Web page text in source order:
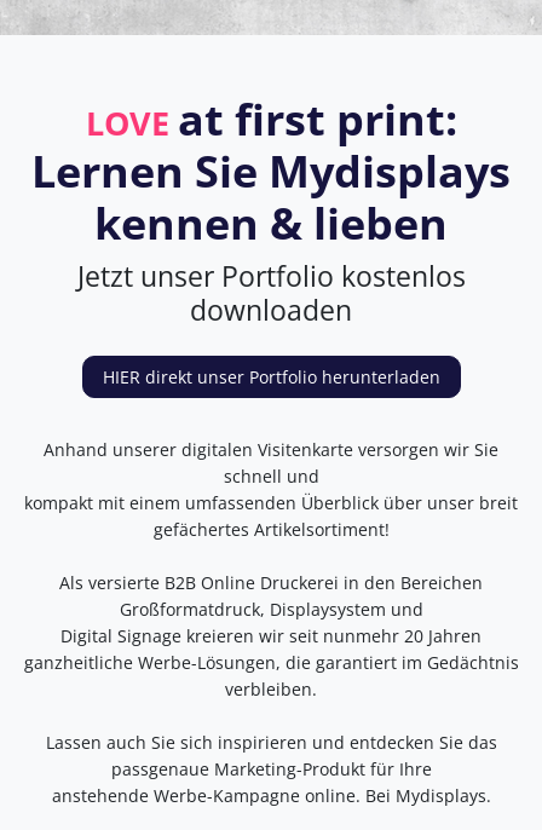
LOVE at first print:
Lernen Sie Mydisplays
kennen & lieben
Jetzt unser Portfolio kostenlos
downloaden
HIER direkt unser Portfolio herunterladen
Anhand unserer digitalen Visitenkarte versorgen wir Sie
schnell und
kompakt mit einem umfassenden Überblick über unser breit
gefächertes Artikelsortiment!
Als versierte B2B Online Druckerei in den Bereichen
Großformatdruck, Displaysystem und
Digital Signage kreieren wir seit nunmehr 20 Jahren
ganzheitliche Werbe-Lösungen, die garantiert im Gedächtnis
verbleiben.
Lassen auch Sie sich inspirieren und entdecken Sie das
passgenaue Marketing-Produkt für Ihre
anstehende Werbe-Kampagne online. Bei Mydisplays.